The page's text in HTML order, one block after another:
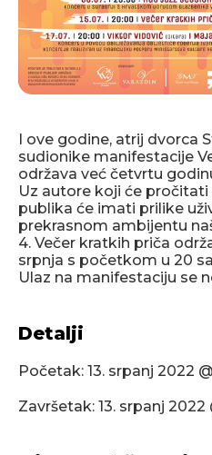
I ove godine, atrij dvorca
sudionike manifestacije
održava već četvrtu
Uz autore koji će
publika će imati prilike
prekrasnom ambijentu
4. Večer kratkih priča
srpnja s početkom u 20
Ulaz na manifestaciju se
Detalji
Početak: 13. srpanj 2022
Završetak: 13. srpanj 2022